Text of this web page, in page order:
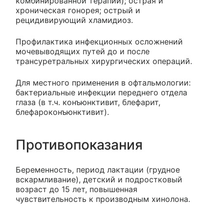
хроническая гонорея; острый и
рецидивирующий хламидиоз.
Профилактика инфекционных осложнений
мочевыводящих путей до и после
трансуретральных хирургических операций.
Для местного применения в офтальмологии:
бактериальные инфекции переднего отдела
глаза (в т.ч. конъюнктивит, блефарит,
блефароконъюнктивит).
Противопоказания
Беременность, период лактации (грудное
вскармливание), детский и подростковый
возраст до 15 лет, повышенная
чувствительность к производным хинолона.